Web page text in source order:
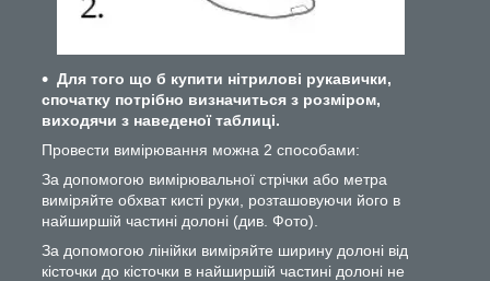
Для того що б купити нітрилові рукавички,
спочатку потрібно визначиться з розміром,
виходячи з наведеної таблиці.
Провести вимірювання можна 2 способами:
За допомогою вимірювальної стрічки або метра
виміряйте обхват кисті руки, розташовуючи його в
найширшій частині долоні (див. Фото).
За допомогою лінійки виміряйте ширину долоні від
кісточки до кісточки в найширшій частині долоні не